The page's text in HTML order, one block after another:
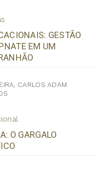
GESTÃO
EM UM
CARLOS ADAM
O GARGALO